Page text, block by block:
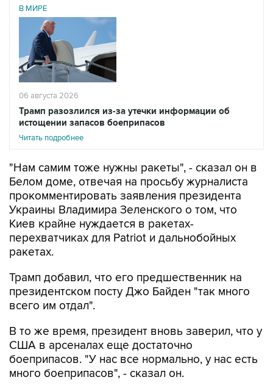
В МИРЕ
06 августа 2026
Трамп разозлился из-за утечки информации об
истощении запасов боеприпасов
Читать подробнее
"Нам самим тоже нужны ракеты", - сказал он в
Белом доме, отвечая на просьбу журналиста
прокомментировать заявления президента
Украины Владимира Зеленского о том, что
Киев крайне нуждается в ракетах-
перехватчиках для Patriot и дальнобойных
ракетах.
Трамп добавил, что его предшественник на
президентском посту Джо Байден "так много
всего им отдал".
В то же время, президент вновь заверил, что у
США в арсеналах еще достаточно
боеприпасов. "У нас все нормально, у нас есть
много боеприпасов", - сказал он.